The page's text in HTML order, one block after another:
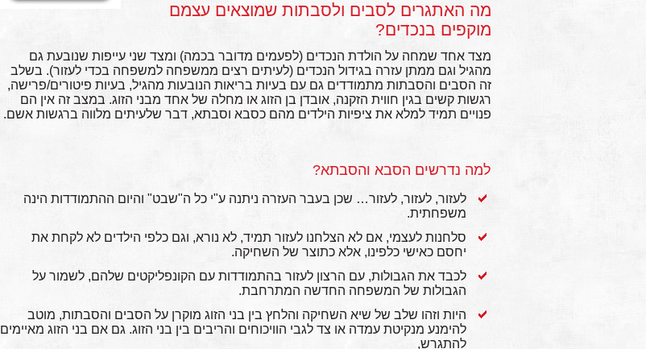
מה האתגרים לסבים ולסבתות שמוצאים עצמם
מוקפים בנכדים?
מצד אחד שמחה על הולדת הנכדים (לפעמים מדובר בכמה) ומצד שני עייפות שנובעת גם
מהגיל וגם ממתן עזרה בגידול הנכדים (לעיתים רצים ממשפחה למשפחה בכדי לעזור). בשלב
זה הסבים והסבתות מתמודדים גם עם בעיות בריאות הנובעות מהגיל, בעיות פיטורים/פרישה,
רגשות קשים בגין חווית הזקנה, אובדן בן הזוג או מחלה של אחד מבני הזוג. במצב זה אין הם
פנויים תמיד למלא את ציפיות הילדים מהם כסבא וסבתא, דבר שלעיתים מלווה ברגשות אשם.
למה נדרשים הסבא והסבתא?
לעזור, לעזור, לעזור… שכן בעבר העזרה ניתנה ע"י כל ה"שבט" והיום ההתמודדות הינה
משפחתית.
סלחנות לעצמי, אם לא הצלחנו לעזור תמיד, לא נורא, וגם כלפי הילדים לא לקחת את
יחסם כאישי כלפינו, אלא כתוצר של השחיקה.
לכבד את הגבולות, עם הרצון לעזור בהתמודדות עם הקונפליקטים שלהם, לשמור על
הגבולות של המשפחה החדשה המתרחבת.
היות וזהו שלב של שיא השחיקה והלחץ בין בני הזוג מוקרן על הסבים והסבתות, מוטב
להימנע מנקיטת עמדה או צד לגבי הוויכוחים והריבים בין בני הזוג. גם אם בני הזוג מאיימים
להתגרש,